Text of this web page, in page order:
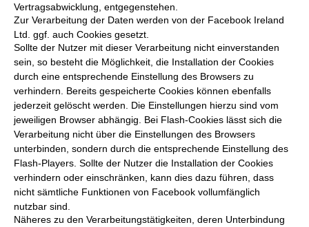
Vertragsabwicklung, entgegenstehen.
Zur Verarbeitung der Daten werden von der Facebook Ireland
Ltd. ggf. auch Cookies gesetzt.
Sollte der Nutzer mit dieser Verarbeitung nicht einverstanden
sein, so besteht die Möglichkeit, die Installation der Cookies
durch eine entsprechende Einstellung des Browsers zu
verhindern. Bereits gespeicherte Cookies können ebenfalls
jederzeit gelöscht werden. Die Einstellungen hierzu sind vom
jeweiligen Browser abhängig. Bei Flash-Cookies lässt sich die
Verarbeitung nicht über die Einstellungen des Browsers
unterbinden, sondern durch die entsprechende Einstellung des
Flash-Players. Sollte der Nutzer die Installation der Cookies
verhindern oder einschränken, kann dies dazu führen, dass
nicht sämtliche Funktionen von Facebook vollumfänglich
nutzbar sind.
Näheres zu den Verarbeitungstätigkeiten, deren Unterbindung